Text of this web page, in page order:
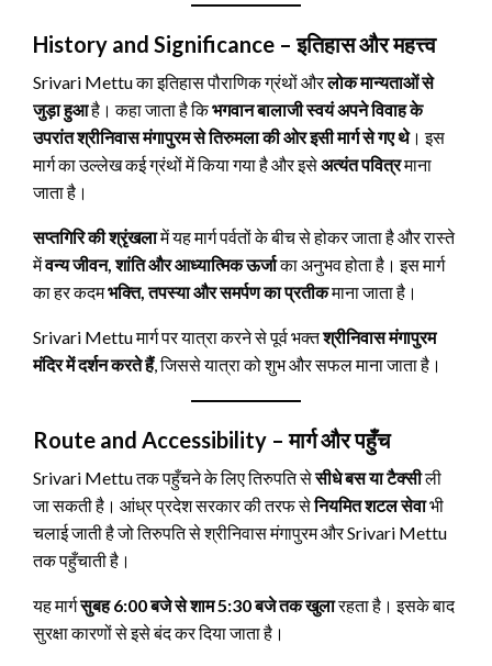
History and Significance – इतिहास और महत्त्व
Srivari Mettu का इतिहास पौराणिक ग्रंथों औरलोक मान्यताओं से
जुड़ा हुआहै। कहा जाता है किभगवान बालाजी स्वयं अपने विवाह के
उपरांत श्रीनिवास मंगापुरम से तिरुमला की ओर इसी मार्ग से गए थे। इस
मार्ग का उल्लेख कई ग्रंथों में किया गया है और इसेअत्यंत पवित्रमाना
जाता है।
सप्तगिरि की श्रृंखलामें यह मार्ग पर्वतों के बीच से होकर जाता है और रास्ते
मेंवन्य जीवन, शांति और आध्यात्मिक ऊर्जाका अनुभव होता है। इस मार्ग
का हर कदमभक्ति, तपस्या और समर्पण का प्रतीकमाना जाता है।
Srivari Mettu मार्ग पर यात्रा करने से पूर्व भक्तश्रीनिवास मंगापुरम
मंदिर में दर्शन करते हैं, जिससे यात्रा को शुभ और सफल माना जाता है।
Route and Accessibility – मार्ग और पहुँच
Srivari Mettu तक पहुँचने के लिए तिरुपति सेसीधे बस या टैक्सीली
जा सकती है। आंध्र प्रदेश सरकार की तरफ सेनियमित शटल सेवाभी
चलाई जाती है जो तिरुपति से श्रीनिवास मंगापुरम और Srivari Mettu
तक पहुँचाती है।
यह मार्गसुबह 6:00 बजे से शाम 5:30 बजे तक खुलारहता है। इसके बाद
सुरक्षा कारणों से इसे बंद कर दिया जाता है।